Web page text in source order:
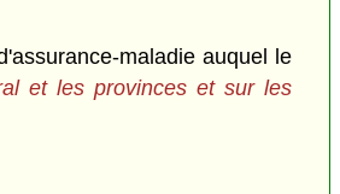
maladie auquel le
et les provinces et sur les